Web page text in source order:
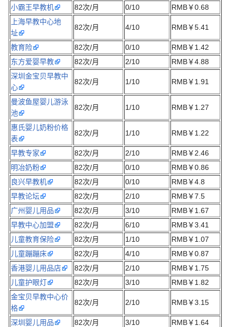
小霸王早教机 82次/月 0/10
RMB￥0.68
上海早教中心地
址
82次/月 4/10 RMB￥5.41
教育险 82次/月 0/10
RMB￥1.42
东方爱婴早教
82次/月 2/10
RMB￥4.88
深圳金宝贝早教中
心
82次/月 1/10 RMB￥1.91
曼波鱼屋婴儿游泳
池
82次/月 1/10 RMB￥1.27
惠氏婴儿奶粉价格
表
82次/月 1/10 RMB￥1.22
早教专家 82次/月 2/10
RMB￥2.46
明冶奶粉
82次/月 0/10
RMB￥0.86
良兴早教机
82次/月 0/10
RMB￥4.8
早教论坛
82次/月 2/10
RMB￥7.5
广州婴儿用品
82次/月 3/10
RMB￥1.67
早教中心加盟
82次/月 6/10
RMB￥3.41
儿童教育保险
82次/月 1/10
RMB￥1.07
儿童蹦蹦床
82次/月 4/10
RMB￥0.87
香港婴儿用品店
82次/月 2/10
RMB￥1.75
儿童护眼灯
82次/月 3/10
RMB￥1.82
金宝贝早教中心价
格
82次/月 2/10 RMB￥3.15
深圳婴儿用品 82次/月 3/10
RMB￥1.64